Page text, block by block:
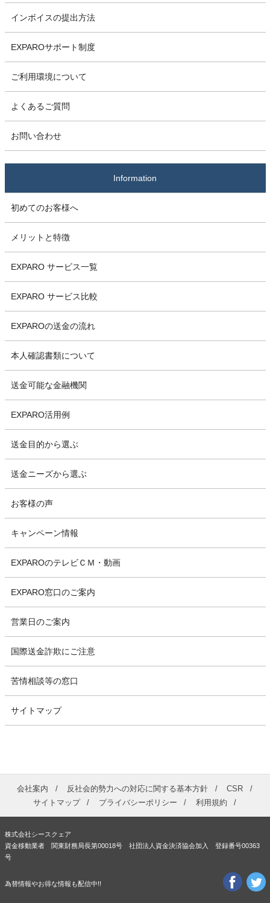
インボイスの提出方法
EXPAROサポート制度
ご利用環境について
よくあるご質問
お問い合わせ
Information
初めてのお客様へ
メリットと特徴
EXPARO サービス一覧
EXPARO サービス比較
EXPAROの送金の流れ
本人確認書類について
送金可能な金融機関
EXPARO活用例
送金目的から選ぶ
送金ニーズから選ぶ
お客様の声
キャンペーン情報
EXPAROのテレビＣＭ・動画
EXPARO窓口のご案内
営業日のご案内
国際送金詐欺にご注意
苦情相談等の窓口
サイトマップ
会社案内 反社会的勢力への対応に関する基本方針
CSR
サイトマップ
プライバシーポリシー 利用規約
株式会社シースクェア
資金移動業者 関東財務局長第00018号 社団法人資金決済協会加入 登録番号00363
号
為替情報やお得な情報も配信中!!